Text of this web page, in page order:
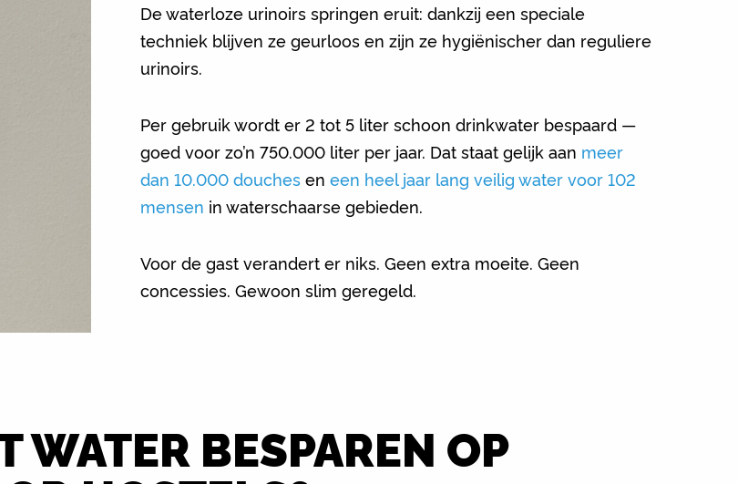
De waterloze urinoirs springen eruit: dankzij een speciale
techniek blijven ze geurloos en zijn ze hygiënischer dan reguliere
urinoirs.
Per gebruik wordt er 2 tot 5 liter schoon drinkwater bespaard —
goed voor zo’n 750.000 liter per jaar. Dat staat gelijk aan meer
dan 10.000 douches en een heel jaar lang veilig water voor 102
mensen in waterschaarse gebieden.
Voor de gast verandert er niks. Geen extra moeite. Geen
concessies. Gewoon slim geregeld.
WATER BESPAREN OP